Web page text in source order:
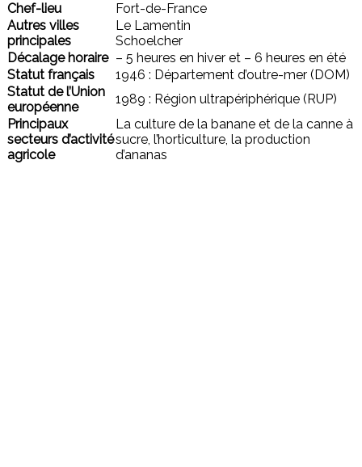
Chef-lieu
Fort-de-France
Autres villes
principales
Le Lamentin
Schoelcher
Décalage horaire – 5 heures en hiver et – 6 heures en été
Statut français
1946 : Département d’outre-mer (DOM)
Statut de l’Union
européenne
1989 : Région ultrapériphérique (RUP)
Principaux
secteurs d’activité
agricole
La culture de la banane et de la canne à
sucre, l’horticulture, la production
d’ananas